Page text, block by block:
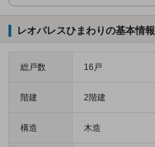
レオパレスひまわりの基本情報
総戸数 16戸
階建 2階建
構造 木造